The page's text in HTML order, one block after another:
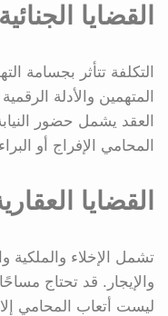
القضايا الجنائية
التكلفة تتأثر بجسامة
المتهمين والأدلة
العقد يشمل حضور
المحامي الإفراج أو
القضايا
تشمل الإخلاء والملكية
والإيجار. قد تحتاج
ليست أتعاب المحامي